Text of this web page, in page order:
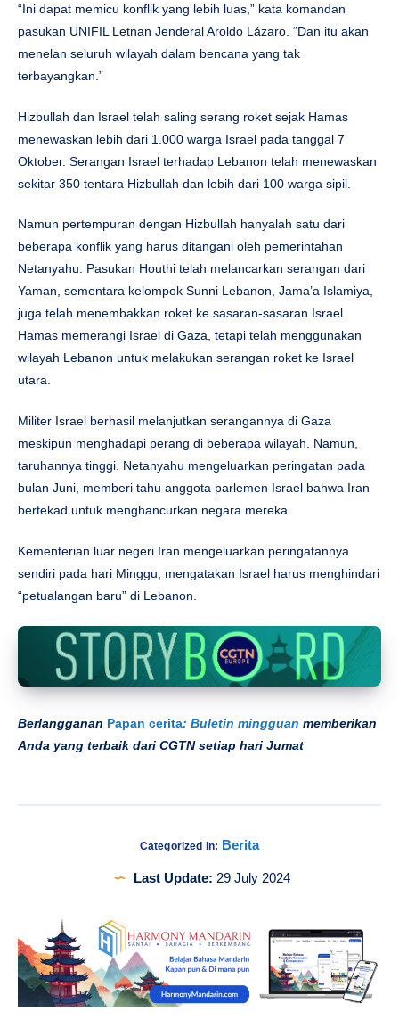
“Ini dapat memicu konflik yang lebih luas,” kata komandan
pasukan UNIFIL Letnan Jenderal Aroldo Lázaro. “Dan itu akan
menelan seluruh wilayah dalam bencana yang tak
terbayangkan.”
Hizbullah dan Israel telah saling serang roket sejak Hamas
menewaskan lebih dari 1.000 warga Israel pada tanggal 7
Oktober. Serangan Israel terhadap Lebanon telah menewaskan
sekitar 350 tentara Hizbullah dan lebih dari 100 warga sipil.
Namun pertempuran dengan Hizbullah hanyalah satu dari
beberapa konflik yang harus ditangani oleh pemerintahan
Netanyahu. Pasukan Houthi telah melancarkan serangan dari
Yaman, sementara kelompok Sunni Lebanon, Jama’a Islamiya,
juga telah menembakkan roket ke sasaran-sasaran Israel.
Hamas memerangi Israel di Gaza, tetapi telah menggunakan
wilayah Lebanon untuk melakukan serangan roket ke Israel
utara.
Militer Israel berhasil melanjutkan serangannya di Gaza
meskipun menghadapi perang di beberapa wilayah. Namun,
taruhannya tinggi. Netanyahu mengeluarkan peringatan pada
bulan Juni, memberi tahu anggota parlemen Israel bahwa Iran
bertekad untuk menghancurkan negara mereka.
Kementerian luar negeri Iran mengeluarkan peringatannya
sendiri pada hari Minggu, mengatakan Israel harus menghindari
“petualangan baru” di Lebanon.
Berlangganan Papan cerita: Buletin mingguan memberikan
Anda yang terbaik dari CGTN setiap hari Jumat
Categorized in: Berita
Last Update: 29 July 2024